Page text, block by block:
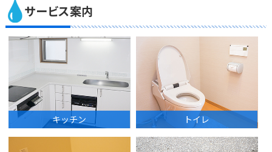
サービス案内
キッチン トイレ